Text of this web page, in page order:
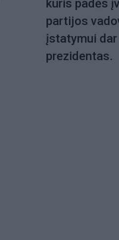
kuris padės
partijos
įstatymui
prezidentas.